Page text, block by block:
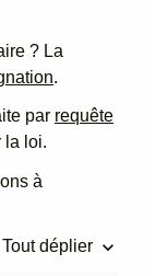
? La
.
par requête
la loi.
à
Tout déplier keyboard_arrow_down